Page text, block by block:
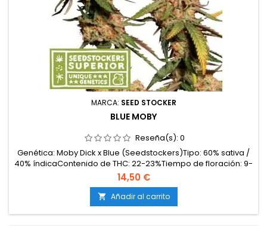
MARCA: SEED STOCKER
BLUE MOBY
Reseña(s): 0
Genética: Moby Dick x Blue (Seedstockers)Tipo: 60% sativa /
40% índicaContenido de THC: 22-23%Tiempo de floración: 9-
10 semanasProducción en interior: 550-600 g/m²Producción
en exterior: hasta 700 g/plantaAltura: 100-140 cm en interior;
hasta 200 cm en exteriorAromas y sabores: Dulces y
afrutados (frutos del bosque, uva, cítricos)...
14,50 €
 Añadir al carrito